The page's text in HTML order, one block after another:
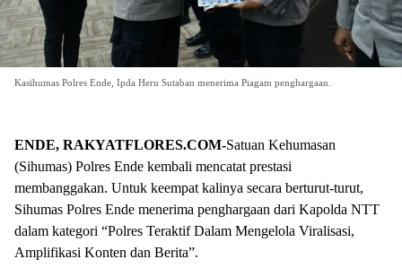
Kasihumas Polres Ende, Ipda Heru Sutaban menerima Piagam penghargaan.
ENDE, RAKYATFLORES.COM-Satuan Kehumasan
(Sihumas) Polres Ende kembali mencatat prestasi
membanggakan. Untuk keempat kalinya secara berturut-turut,
Sihumas Polres Ende menerima penghargaan dari Kapolda NTT
dalam kategori “Polres Teraktif Dalam Mengelola Viralisasi,
Amplifikasi Konten dan Berita”.